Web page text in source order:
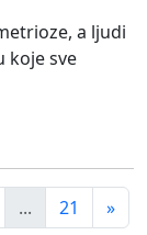
a ljudi
koje sve
... 21 »